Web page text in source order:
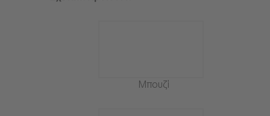
Μπουζί